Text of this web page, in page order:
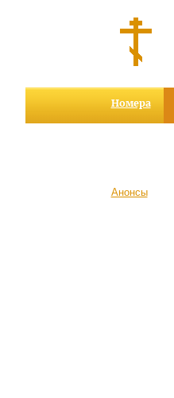
Номера
Анонсы